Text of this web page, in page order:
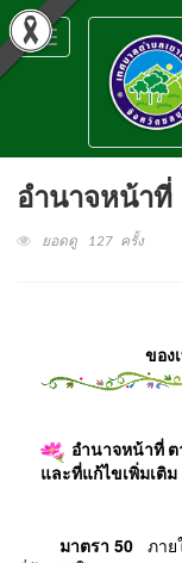
Toggle
navigation
อำนาจหน้าที่
ยอดดู 127 ครั้ง
ของ
อำนาจหน้าที่
และที่แก้ไขเพิ่มเติม
มาตรา 50 ภาย